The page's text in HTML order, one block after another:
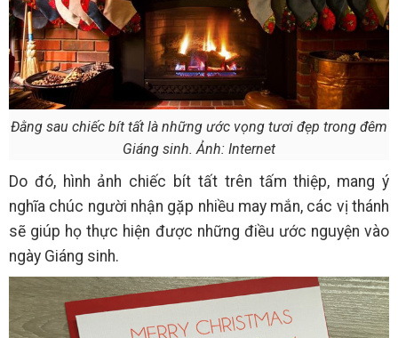
Đằng sau chiếc bít tất là những ước vọng tươi đẹp trong đêm
Giáng sinh. Ảnh: Internet
Do đó, hình ảnh chiếc bít tất trên tấm thiệp, mang ý
nghĩa chúc người nhận gặp nhiều may mắn, các vị thánh
sẽ giúp họ thực hiện được những điều ước nguyện vào
ngày Giáng sinh.